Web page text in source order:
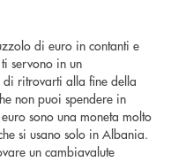
di euro in contanti e
servono in un
di ritrovarti alla fine della
non puoi spendere in
sono una moneta molto
si usano solo in Albania.
un cambiavalute